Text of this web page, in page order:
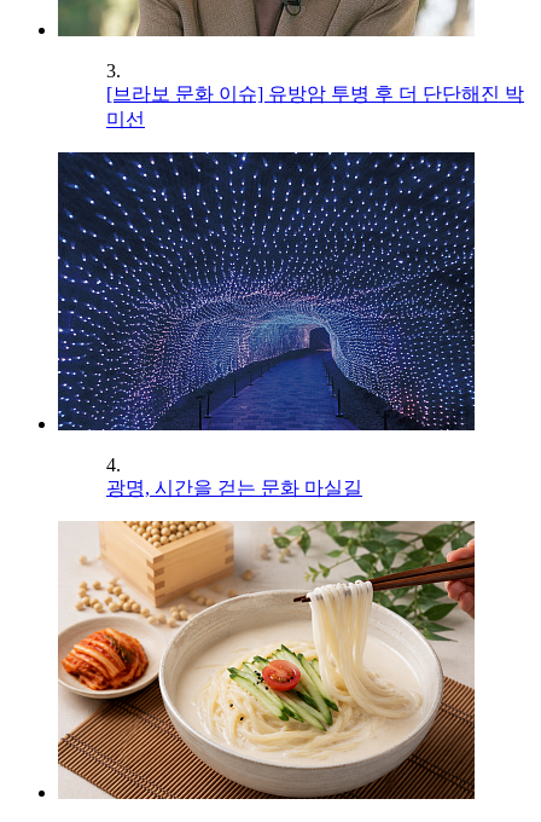
3.
[브라보 문화 이슈] 유방암 투병 후 더 단단해진 박
미선
4.
광명, 시간을 걷는 문화 마실길